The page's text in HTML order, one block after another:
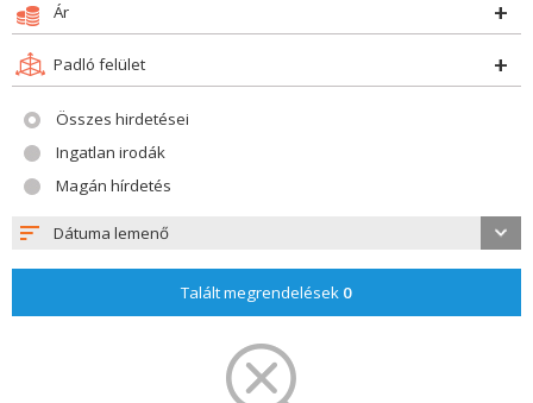
Ár
Padló felület
Összes hirdetései
Ingatlan irodák
Magán hírdetés
Dátuma lemenő
Talált megrendelések 0